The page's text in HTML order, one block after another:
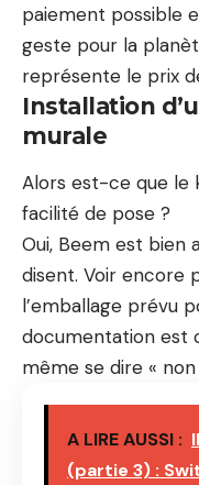
paiement possible
geste pour la
représente le prix
Installation
murale
Alors est-ce que le
facilité de pose ?
Oui, Beem est bien
disent. Voir encore
l’emballage prévu
documentation est
même se dire «
A LIRE AUSSI :
(partie 3) :